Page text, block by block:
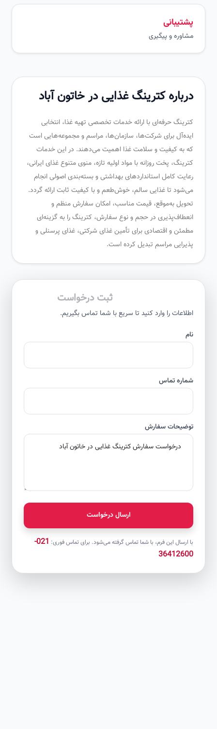
پشتیبانی
مشاوره و پیگیری
درباره کترینگ غذایی در خاتون آباد
کترینگ حرفه‌ای با ارائه خدمات تخصصی تهیه غذا، انتخابی
ایده‌آل برای شرکت‌ها، سازمان‌ها، مراسم و مجموعه‌هایی است
که به کیفیت و سلامت غذا اهمیت می‌دهند. در این خدمات
کترینگ، پخت روزانه با مواد اولیه تازه، منوی متنوع غذای ایرانی،
رعایت کامل استانداردهای بهداشتی و بسته‌بندی اصولی انجام
می‌شود تا غذایی سالم، خوش‌طعم و با کیفیت ثابت ارائه گردد.
تحویل به‌موقع، قیمت مناسب، امکان سفارش منظم و
انعطاف‌پذیری در حجم و نوع سفارش، کترینگ را به گزینه‌ای
مطمئن و اقتصادی برای تأمین غذای شرکتی، غذای پرسنلی و
پذیرایی مراسم تبدیل کرده است.
ثبت درخواست
اطلاعات را وارد کنید تا سریع با شما تماس بگیریم.
شماره تماس
توضیحات سفارش
ارسال درخواست
با ارسال این فرم، با شما تماس گرفته می‌شود. برای تماس فوری:
021-
36412600